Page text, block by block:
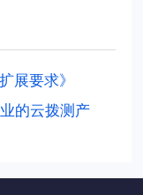
展要求》
的云拨测产